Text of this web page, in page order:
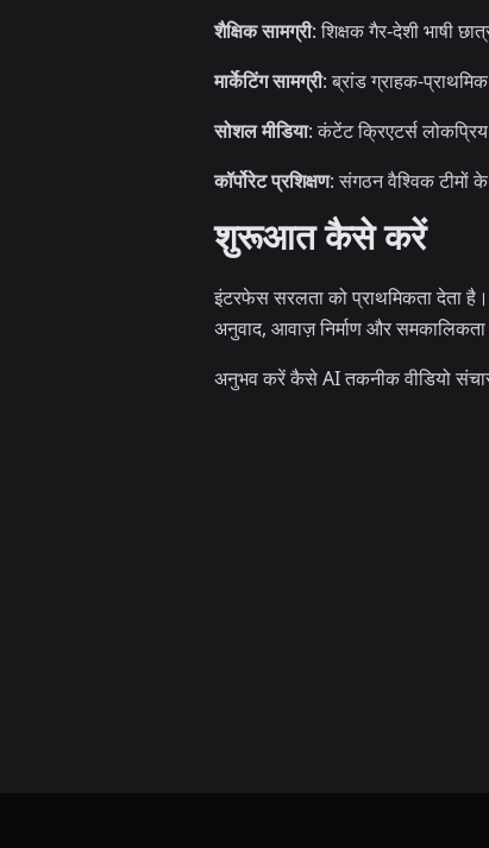
शैक्षिक सामग्री: शिक्षक गैर-देशी भाषी
मार्केटिंग सामग्री: ब्रांड ग्राहक-
सोशल मीडिया: कंटेंट क्रिएटर्स
कॉर्पोरेट प्रशिक्षण: संगठन वैश्विक टीमों
शुरूआत कैसे करें
इंटरफेस सरलता को प्राथमिकता देता
अनुवाद, आवाज़ निर्माण और
अनुभव करें कैसे AI तकनीक वीडियो संचार